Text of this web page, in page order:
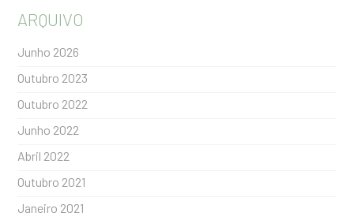
ARQUIVO
Junho 2026
Outubro 2023
Outubro 2022
Junho 2022
Abril 2022
Outubro 2021
Janeiro 2021